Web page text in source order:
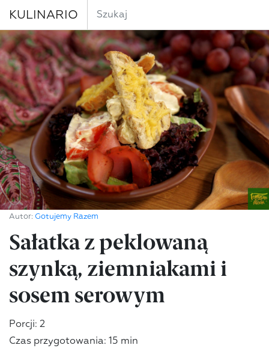
KULINARIO
Autor: Gotujemy Razem
Sałatka z peklowaną
szynką, ziemniakami i
sosem serowym
Porcji: 2
Czas przygotowania: 15 min